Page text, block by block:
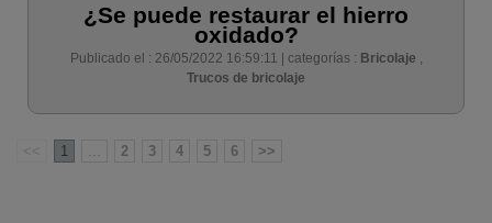
¿Se puede restaurar el hierro
oxidado?
Publicado el : 26/05/2022 16:59:11 | categorías : Bricolaje
Trucos de bricolaje
1 ... 2 3 4 5 6 >>